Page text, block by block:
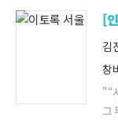
[
김
창
"“
그